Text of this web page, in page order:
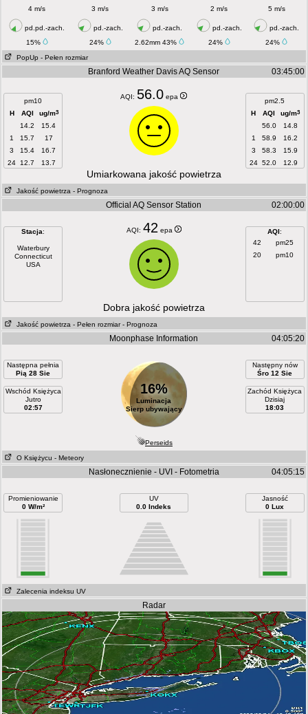
4 m/s 3 m/s 3 m/s 2 m/s 5 m/s
pd.pd.-zach. pd.-zach. pd.-zach. pd.-zach.
pd.-zach.
15%
24% 2.62mm 43% 24%
24%
PopUp - Pełen rozmiar
Branford Weather Davis AQ Sensor 03:45:00
pm10
H
AQI ug/m3
14.2
15.4
1
15.7
17
3
15.4
16.7
24
12.7 13.7
AQI: 56.0 epa
pm2.5
H
AQI ug/m3
56.0
14.8
1
58.9
16.2
3
58.3
15.9
24 52.0 12.9
Umiarkowana jakość powietrza
Jakość powietrza - Prognoza
Official AQ Sensor Station 02:00:00
Stacja:
Waterbury
Connecticut
USA
AQI: 42 epa AQI:
42
pm25
20
pm10
Dobra jakość powietrza
Jakość powietrza - Pełen rozmiar- Prognoza
Moonphase Information 04:05:20
Następna pełnia
Pią 28 Sie
Wschód Księżyca
Jutro
02:57
16%
Luminacja
Sierp ubywający
Następny nów
Śro 12 Sie
Zachód Księżyca
Dzisiaj
18:03
Perseids
O Księżycu - Meteory
Nasłonecznienie - UVI - Fotometria 04:05:15
Promieniowanie
0 W/m²
UV
0.0 Indeks
Jasność
0 Lux
Zalecenia indeksu UV
Radar